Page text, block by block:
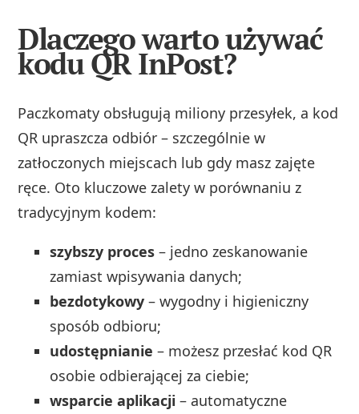
Dlaczego warto używać
kodu QR InPost?
Paczkomaty obsługują miliony przesyłek, a kod
QR upraszcza odbiór – szczególnie w
zatłoczonych miejscach lub gdy masz zajęte
ręce. Oto kluczowe zalety w porównaniu z
tradycyjnym kodem:
szybszy proces – jedno zeskanowanie
zamiast wpisywania danych;
bezdotykowy – wygodny i higieniczny
sposób odbioru;
udostępnianie – możesz przesłać kod QR
osobie odbierającej za ciebie;
wsparcie aplikacji – automatyczne